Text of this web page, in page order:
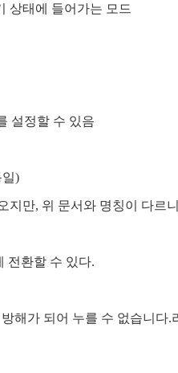
상태에 들어가는 모드
설정할 수 있음
일)
만, 위 문서와 명칭이 다르
전환할 수 있다.
해가 되어 누를 수 없습니다